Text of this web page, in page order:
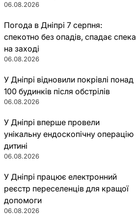
06.08.2026
Погода в Дніпрі 7 серпня:
спекотно без опадів, спадає спека
на заході
06.08.2026
У Дніпрі відновили покрівлі понад
100 будинків після обстрілів
06.08.2026
У Дніпрі вперше провели
унікальну ендоскопічну операцію
дитині
06.08.2026
У Дніпрі працює електронний
реєстр переселенців для кращої
допомоги
06.08.2026